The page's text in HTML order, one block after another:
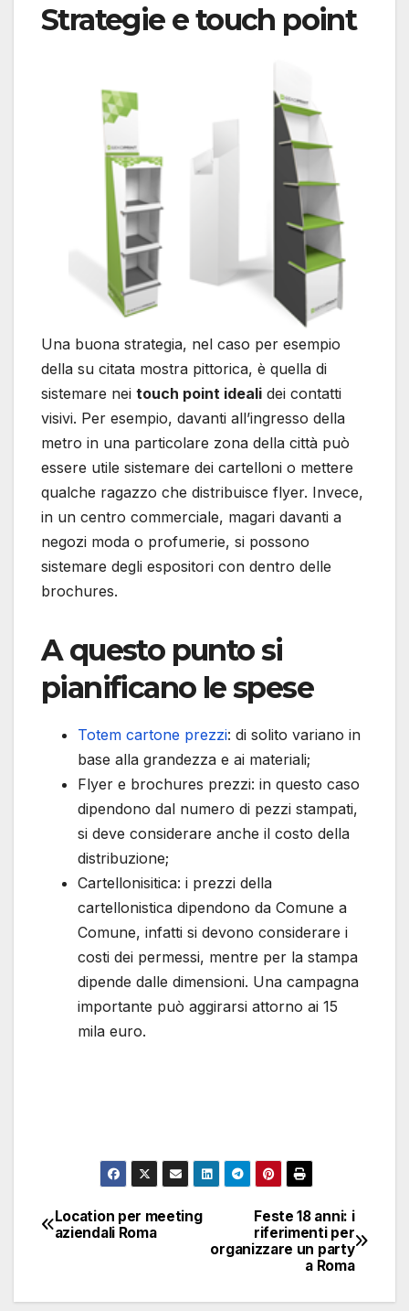
Strategie e touch point
Una buona strategia, nel caso per esempio
della su citata mostra pittorica, è quella di
sistemare nei touch point ideali dei contatti
visivi. Per esempio, davanti all’ingresso della
metro in una particolare zona della città può
essere utile sistemare dei cartelloni o mettere
qualche ragazzo che distribuisce flyer. Invece,
in un centro commerciale, magari davanti a
negozi moda o profumerie, si possono
sistemare degli espositori con dentro delle
brochures.
A questo punto si
pianificano le spese
Totem cartone prezzi: di solito variano in
base alla grandezza e ai materiali;
Flyer e brochures prezzi: in questo caso
dipendono dal numero di pezzi stampati,
si deve considerare anche il costo della
distribuzione;
Cartellonisitica: i prezzi della
cartellonistica dipendono da Comune a
Comune, infatti si devono considerare i
costi dei permessi, mentre per la stampa
dipende dalle dimensioni. Una campagna
importante può aggirarsi attorno ai 15
mila euro.
Navigazione
Feste 18 anni: i
riferimenti per
organizzare un party
a Roma
Location per meeting
aziendali Roma